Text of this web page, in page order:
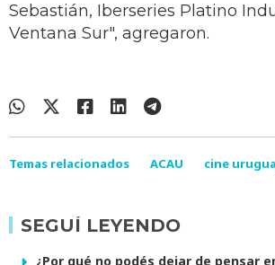
Sebastián, Iberseries Platino
Ventana Sur", agregaron.
Temas relacionados ACAU cine
SEGUÍ LEYENDO
¿Por qué no podés dejar de pensar